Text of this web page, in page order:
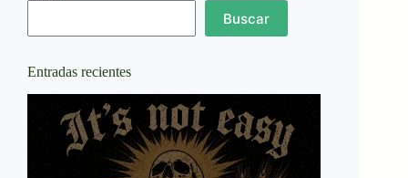
Buscar
Entradas recientes